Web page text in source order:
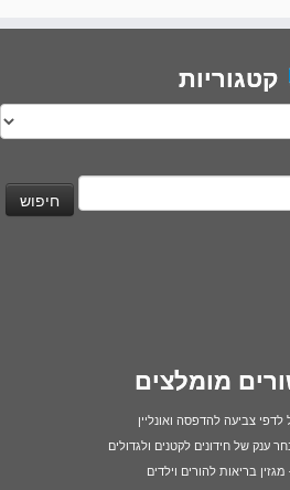
קטגוריות
מומלצים
צביעה להדפסה ואונליין
ענק של חידונים לקטנים ולגדולים
מגזין בריאות להורים וילדים